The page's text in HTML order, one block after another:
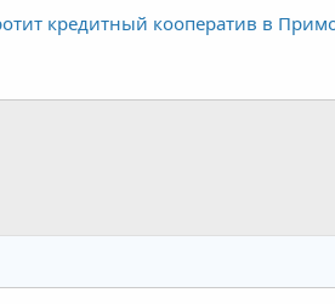
кредитный кооператив в
почта